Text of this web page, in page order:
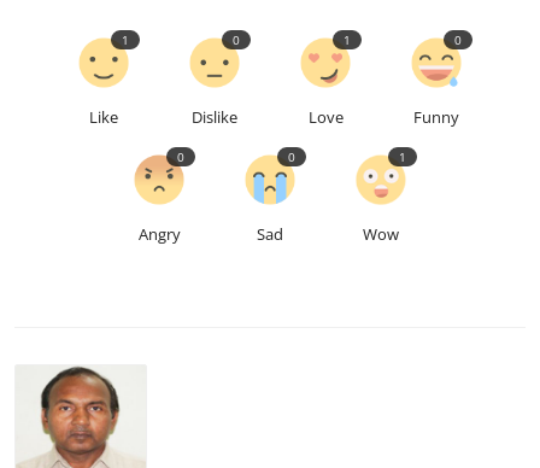
Like
1
Dislike
0
Love
1
Funny
0
Angry
0
Sad
0
Wow
1